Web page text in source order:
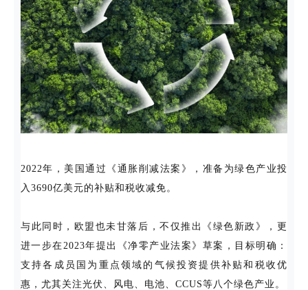
2022年，美国通过《通胀削减法案》，准备为绿色产业投
入3690亿美元的补贴和税收减免。
与此同时，欧盟也未甘落后，不仅推出《绿色新政》，更
进一步在2023年提出《净零产业法案》草案，目标明确：
支持各成员国为重点领域的气候投资提供补贴和税收优
惠，尤其关注光伏、风电、电池、CCUS等八个绿色产业。